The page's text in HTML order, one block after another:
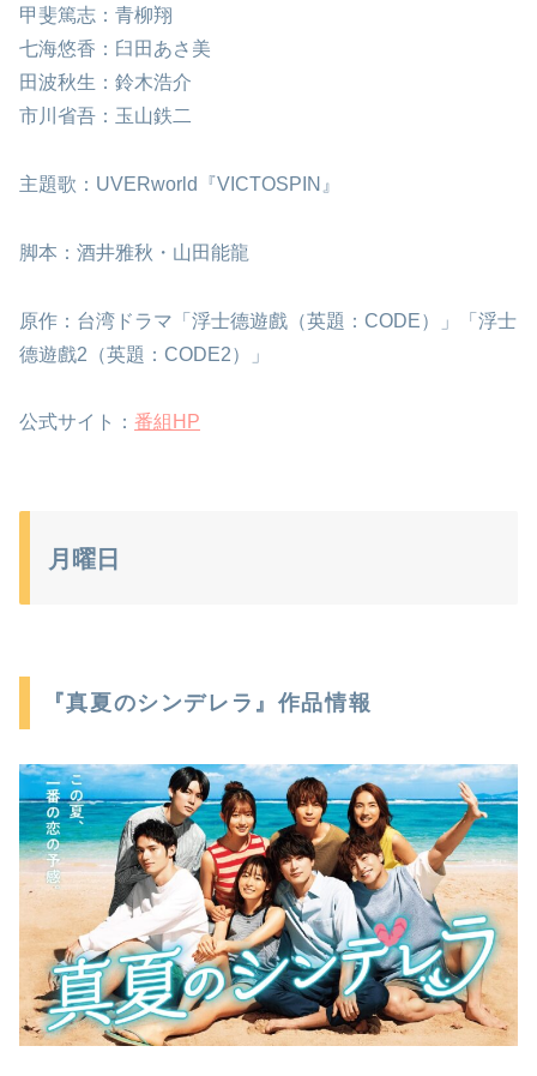
甲斐篤志：青柳翔
七海悠香：臼田あさ美
田波秋生：鈴木浩介
市川省吾：玉山鉄二
主題歌：UVERworld『VICTOSPIN』
脚本：酒井雅秋・山田能龍
原作：台湾ドラマ「浮士德遊戲（英題：CODE）」「浮士
德遊戲2（英題：CODE2）」
公式サイト： 番組HP
月曜日
『真夏のシンデレラ』作品情報